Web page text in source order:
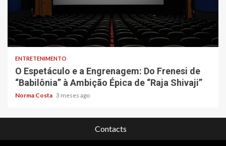
4 min read
ENTRETENIMENTO
O Espetáculo e a Engrenagem: Do Frenesi de
“Babilônia” à Ambição Épica de “Raja Shivaji”
Norma Costa 3 meses ago
Contacts